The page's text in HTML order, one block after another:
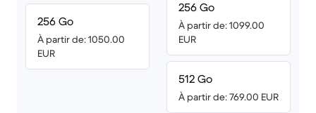
256 Go
À partir de: 1050.00
EUR
256 Go
À partir de: 1099.00
EUR
512 Go
À partir de: 769.00 EUR